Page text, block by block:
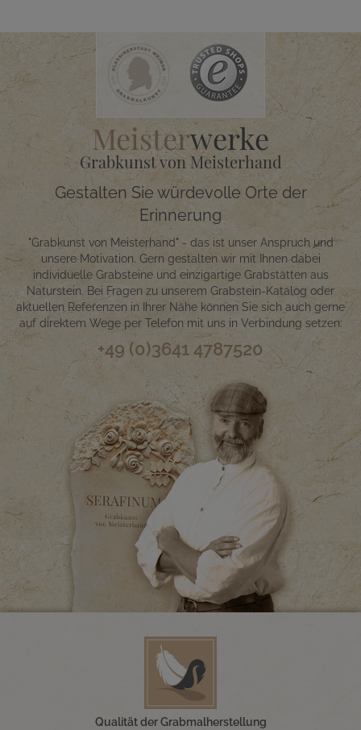
Meisterwerke
Grabkunst von Meisterhand
Gestalten Sie würdevolle Orte der
Erinnerung
"Grabkunst von Meisterhand" - das ist unser Anspruch und
unsere Motivation. Gern gestalten wir mit Ihnen dabei
individuelle Grabsteine und einzigartige Grabstätten aus
Naturstein. Bei Fragen zu unserem Grabstein-Katalog oder
aktuellen Referenzen in Ihrer Nähe können Sie sich auch gerne
auf direktem Wege per Telefon mit uns in Verbindung setzen:
+49 (0)3641 4787520
Qualität der Grabmalherstellung